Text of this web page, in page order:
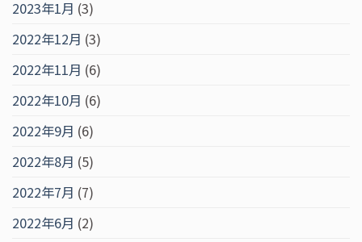
2023年1月 (3)
2022年12月 (3)
2022年11月 (6)
2022年10月 (6)
2022年9月 (6)
2022年8月 (5)
2022年7月 (7)
2022年6月 (2)